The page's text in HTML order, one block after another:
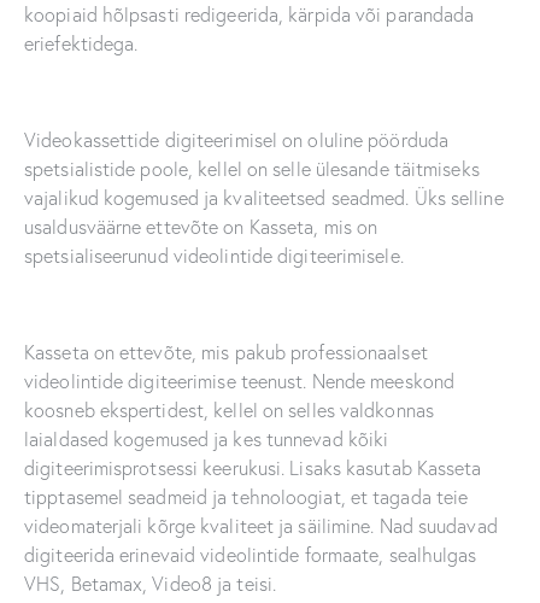
koopiaid hõlpsasti redigeerida, kärpida või parandada
eriefektidega.
Videokassettide digiteerimisel on oluline pöörduda
spetsialistide poole, kellel on selle ülesande täitmiseks
vajalikud kogemused ja kvaliteetsed seadmed. Üks selline
usaldusväärne ettevõte on Kasseta, mis on
spetsialiseerunud videolintide digiteerimisele.
Kasseta on ettevõte, mis pakub professionaalset
videolintide digiteerimise teenust. Nende meeskond
koosneb ekspertidest, kellel on selles valdkonnas
laialdased kogemused ja kes tunnevad kõiki
digiteerimisprotsessi keerukusi. Lisaks kasutab Kasseta
tipptasemel seadmeid ja tehnoloogiat, et tagada teie
videomaterjali kõrge kvaliteet ja säilimine. Nad suudavad
digiteerida erinevaid videolintide formaate, sealhulgas
VHS, Betamax, Video8 ja teisi.